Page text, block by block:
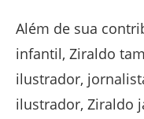
Além de sua
infantil, Ziraldo
ilustrador,
ilustrador, Ziraldo